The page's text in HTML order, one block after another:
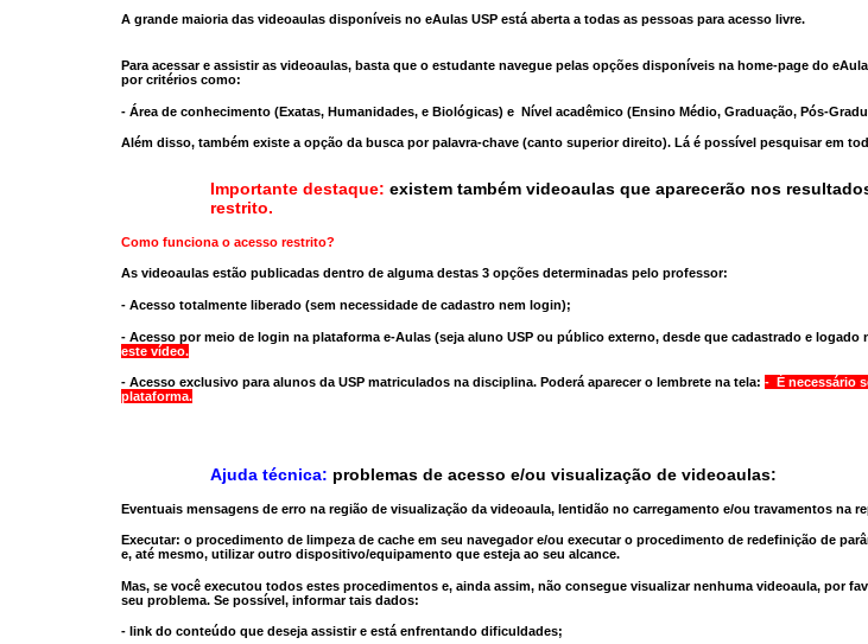
A grande maioria das videoaulas disponíveis no eAulas USP está aberta a todas as pessoas para acesso livre.
Para acessar e assistir as videoaulas, basta que o estudante navegue pelas opções disponíveis na home-page do
por critérios como:
- Área de conhecimento (Exatas, Humanidades, e Biológicas) e Nível acadêmico (Ensino Médio, Graduação, Pós-
Além disso, também existe a opção da busca por palavra-chave (canto superior direito). Lá é possível pesquisar em
Importante destaque: existem também videoaulas que aparecerão nos
restrito.
Como funciona o acesso restrito?
As videoaulas estão publicadas dentro de alguma destas 3 opções determinadas pelo professor:
- Acesso totalmente liberado (sem necessidade de cadastro nem login);
- Acesso por meio de login na plataforma e-Aulas (seja aluno USP ou público externo, desde que cadastrado e logado
este vídeo.
- Acesso exclusivo para alunos da USP matriculados na disciplina. Poderá aparecer o lembrete na tela: - É necessário
plataforma.
Ajuda técnica: problemas de acesso e/ou visualização de videoaulas:
Eventuais mensagens de erro na região de visualização da videoaula, lentidão no carregamento e/ou travamentos na
Executar: o procedimento de limpeza de cache em seu navegador e/ou executar o procedimento de redefinição de
e, até mesmo, utilizar outro dispositivo/equipamento que esteja ao seu alcance.
Mas, se você executou todos estes procedimentos e, ainda assim, não consegue visualizar nenhuma videoaula, por
seu problema. Se possível, informar tais dados:
- link do conteúdo que deseja assistir e está enfrentando dificuldades;